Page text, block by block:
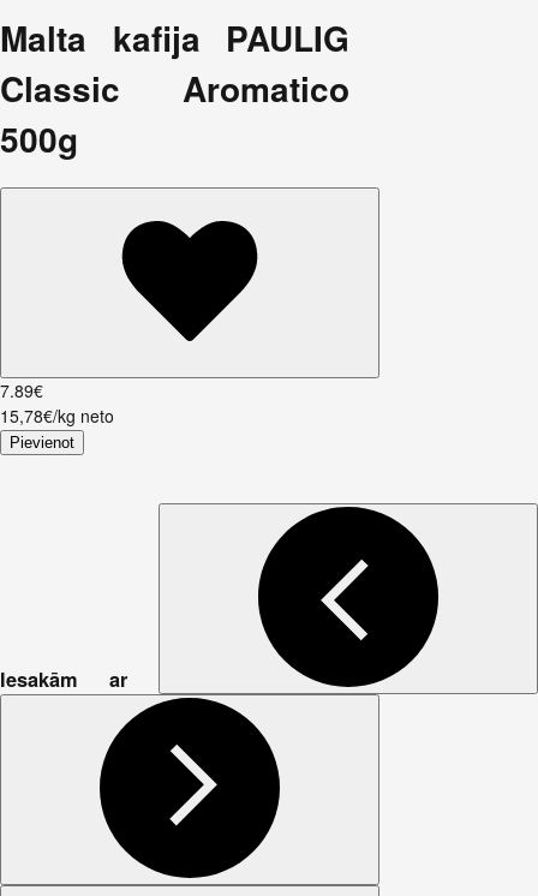
Malta kafija PAULIG
Classic Aromatico
500g
7.89€
15,78€/kg neto
Pievienot
Iesakām ar